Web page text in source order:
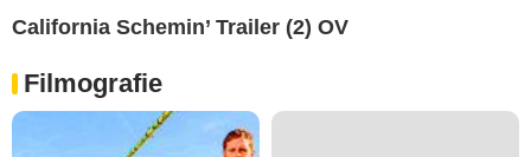
California Schemin’ Trailer (2) OV
Filmografie